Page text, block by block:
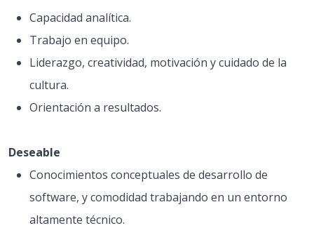
Capacidad analítica.
Trabajo en equipo.
Liderazgo, creatividad, motivación y cuidado de la
cultura.
Orientación a resultados.
Deseable
Conocimientos conceptuales de desarrollo de
software, y comodidad trabajando en un entorno
altamente técnico.